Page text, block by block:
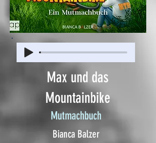
Max und das
Mountainbike
Mutmachbuch
Bianca Balzer